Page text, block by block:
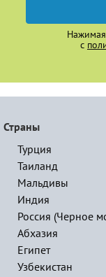
Нажимая
с
Страны
Турция
Таиланд
Мальдивы
Индия
Россия (Черное
Абхазия
Египет
Узбекистан